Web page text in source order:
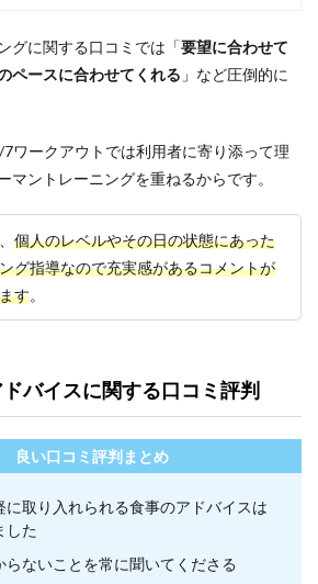
グに関する口コミでは「要望に合わせて
ペースに合わせてくれる 」 など圧倒的に
ワークアウトでは利用者に寄り添って理
マントレーニングを重ねるからです。
個人のレベルやその日の状態にあった
グ指導なので充実感があるコメントが
す。
バイスに関する口コミ評判
良い口コミ評判まとめ
に取り入れられる食事のアドバイスは
した
らないことを常に聞いてくださる